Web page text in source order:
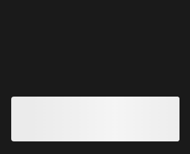
En selebukse spesiallaget for topptur,